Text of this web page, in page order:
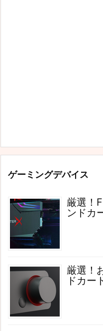
ゲーミングデバイス
厳選！
ンドカ
厳選！
ドカー